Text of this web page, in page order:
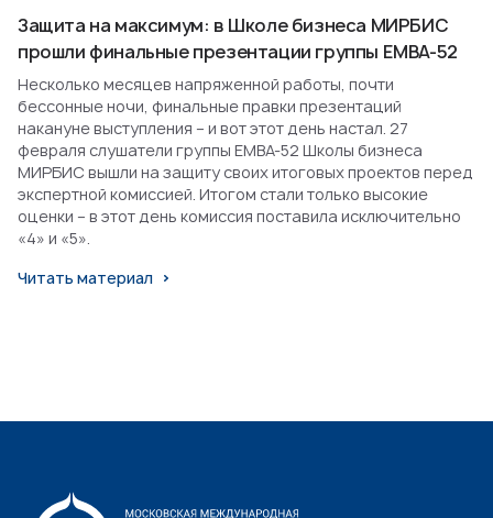
Защита на максимум: в Школе бизнеса МИРБИС
прошли финальные презентации группы EMBA-52
Несколько месяцев напряженной работы, почти
бессонные ночи, финальные правки презентаций
накануне выступления – и вот этот день настал. 27
февраля слушатели группы EMBA-52 Школы бизнеса
МИРБИС вышли на защиту своих итоговых проектов перед
экспертной комиссией. Итогом стали только высокие
оценки – в этот день комиссия поставила исключительно
«4» и «5».
Читать материал